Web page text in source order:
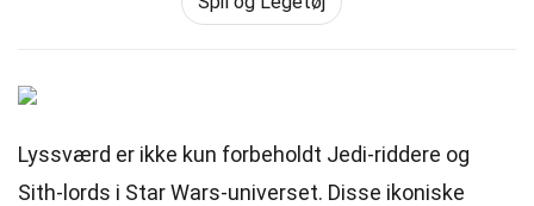
Lyssværd er ikke kun forbeholdt Jedi-riddere og
Sith-lords i Star Wars-universet. Disse ikoniske